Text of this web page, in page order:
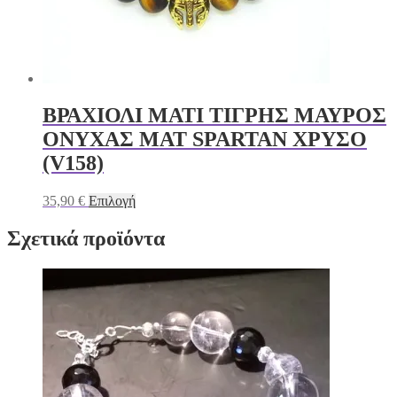
ΒΡΑΧΙΟΛΙ ΜΑΤΙ ΤΙΓΡΗΣ ΜΑΥΡΟΣ
ΟΝΥΧΑΣ ΜΑΤ SPARTAN ΧΡΥΣΟ
(V158)
35,90 € ΕπιλογήΑυτό
έχει
παραλλαγές.
επιλογές
μπορούν
να
επιλεγούν
σελίδα
Σχετικά προϊόντα